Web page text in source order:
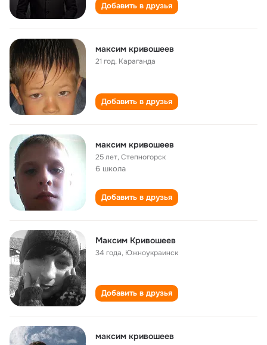
Добавить в друзья
максим кривошеев
21 год, Караганда
Добавить в друзья
максим кривошеев
25 лет,Степногорск
6 школа
Добавить в друзья
Максим Кривошеев
34 года, Южноукраинск
Добавить в друзья
максим кривошеев